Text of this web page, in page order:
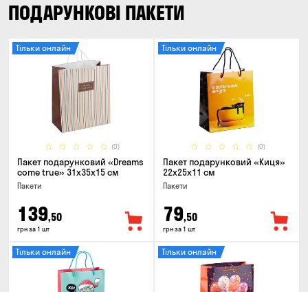
ПОДАРУНКОВІ ПАКЕТИ
(0)
Тільки онлайн
Пакет подарунковий «Dreams
come true» 31x35x15 см
Пакети
139,50
грн за 1 шт
(0)
Тільки онлайн
Пакет подарунковий «Киця»
22x25x11 см
Пакети
79,50
грн за 1 шт
Тільки онлайн Тільки онлайн